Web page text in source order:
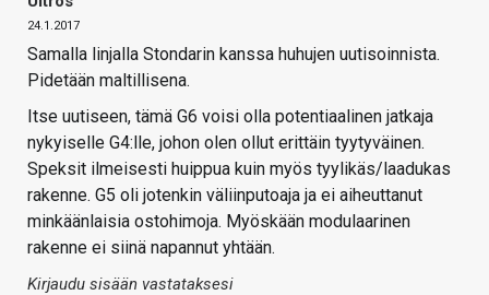
24.1.2017
Samalla linjalla Stondarin kanssa huhujen uutisoinnista.
Pidetään maltillisena.
Itse uutiseen, tämä G6 voisi olla potentiaalinen jatkaja
nykyiselle G4:lle, johon olen ollut erittäin tyytyväinen.
Speksit ilmeisesti huippua kuin myös tyylikäs/laadukas
rakenne. G5 oli jotenkin väliinputoaja ja ei aiheuttanut
minkäänlaisia ostohimoja. Myöskään modulaarinen
rakenne ei siinä napannut yhtään.
Kirjaudu sisään vastataksesi